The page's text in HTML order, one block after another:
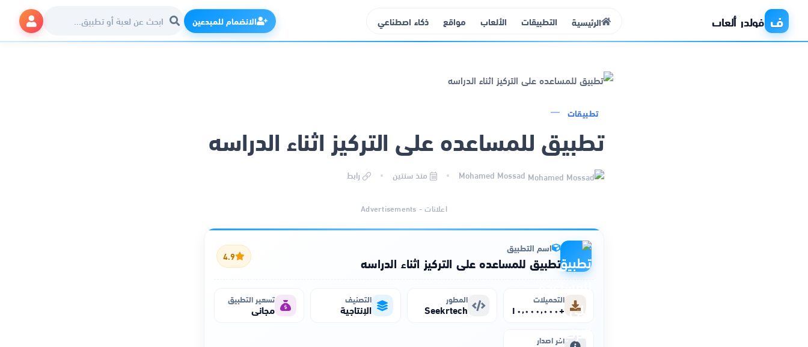
ف فولدر ألعاب الرئيسية التطبيقات الألعاب مواقع ذكاء اصطناعي الانضمام للمبدعين
تطبيقات
تطبيق للمساعده على التركيز اثناء الدراسه
منذ سنتين رابط
اعلانات - Advertisements
اسم التطبيق
تطبيق للمساعده على التركيز اثناء الدراسه 4.9
التحميلات
+١٠٬٠٠٠٬٠٠٠
المطور
Seekrtech
التصنيف
الإنتاجية
تسعير التطبيق
مجاني
آخر اصدار